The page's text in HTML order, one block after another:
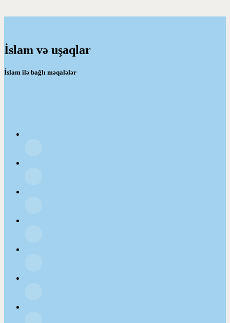
İslam və uşaqlar
İslam ilə bağlı məqalələr